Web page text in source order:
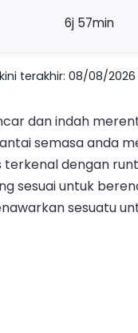
6j 57min
terakhir: 08/08/2026
dan indah
semasa anda
terkenal dengan
sesuai untuk
sesuatu